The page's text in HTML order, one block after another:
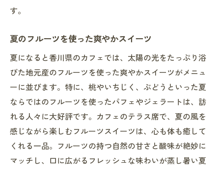
す。
夏のフルーツを使った爽やかスイーツ
夏になると香川県のカフェでは、太陽の光をたっぷり浴
びた地元産のフルーツを使った爽やかスイーツがメニュ
ーに並びます。特に、桃やいちじく、ぶどうといった夏
ならではのフルーツを使ったパフェやジェラートは、訪
れる人々に大好評です。カフェのテラス席で、夏の風を
感じながら楽しむフルーツスイーツは、心も体も癒して
くれる一品。フルーツの持つ自然の甘さと酸味が絶妙に
マッチし、口に広がるフレッシュな味わいが蒸し暑い夏